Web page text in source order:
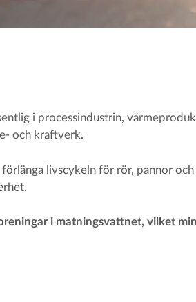
i processindustrin,
och kraftverk.
livscykeln för rör, pannor och
i matningsvattnet, vilket